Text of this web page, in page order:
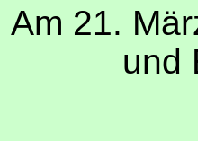
Am 21.
und